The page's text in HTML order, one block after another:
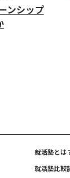
ンシップ
就活塾とは
就活塾比較